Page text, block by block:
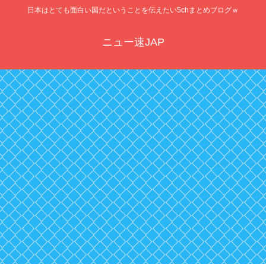
日本はとても面白い国だということを伝えたい5chまとめブログｗ
ニュー速JAP